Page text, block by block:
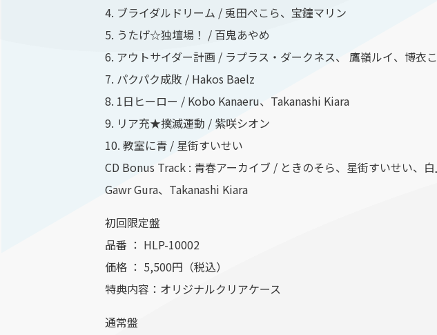
4. ブライダルドリーム / 兎田ぺこら、宝鐘マリン
5. うたげ☆独壇場！ / 百鬼あやめ
6. アウトサイダー計画 / ラプラス・ダークネス、 鷹嶺ルイ、博衣
7. パクパク成敗 / Hakos Baelz
8. 1日ヒーロー / Kobo Kanaeru、Takanashi Kiara
9. リア充★撲滅運動 / 紫咲シオン
10. 教室に青 / 星街すいせい
CD Bonus Track : 青春アーカイブ / ときのそら、星街すいせい、
Gawr Gura、Takanashi Kiara
初回限定盤
品番 ： HLP-10002
価格 ： 5,500円（税込）
特典内容：オリジナルクリアケース
通常盤